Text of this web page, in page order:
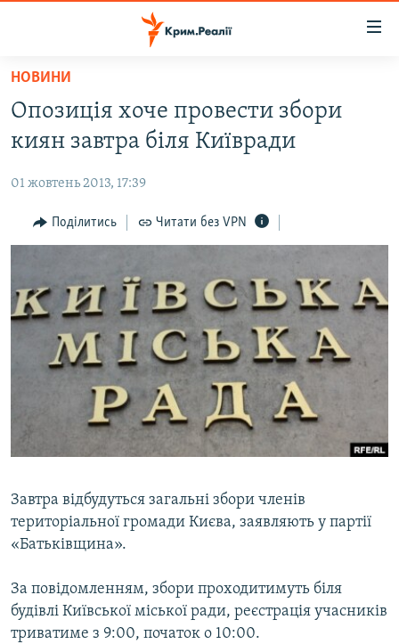
Перейти
основного
матеріалу
до
навігації
Перейти
пошуку
ВОДА.КРИМ
ВІДЕО ТА ФОТО
ПОЛІТИКА
БЛОГИ
ІНТЕРВ'Ю
ВСЕ ЗА ДЕНЬ
СПЕЦПРОЕКТИ
ДЕПОРТАЦІЯ
ВІДЕОУРОКИ «ELIFBE»
СВІДЧЕННЯ ОКУПАЦІЇ
ІНФОГРАФІКА
ЯК ОБІЙТИ БЛОКУВАННЯ
Русский
Qırımtatar
ДОЛУЧАЙСЯ!
Усі сайти RFE/RL
НОВИНИ
Опозиція хоче провести збори
киян завтра біля Київради
01 жовтень 2013, 17:39
Поділитись Читати без VPN
Завтра відбудуться загальні збори членів
територіальної громади Києва, заявляють у партії
«Батьківщина».
За повідомленням, збори проходитимуть біля
будівлі Київської міської ради, реєстрація учасників
триватиме з 9:00, початок о 10:00.